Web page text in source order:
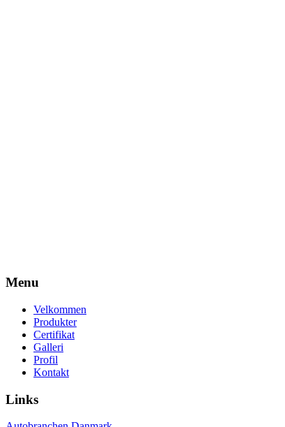
Menu
Velkommen
Produkter
Certifikat
Galleri
Profil
Kontakt
Links